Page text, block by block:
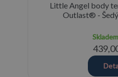
Little Angel body
Outlast® -
Skladem